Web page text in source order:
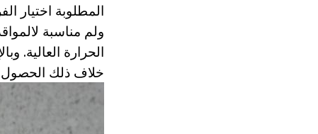
المطلوبة اختيار
ولم مناسبة
الحرارة العالية.
خلاف ذلك الحصول